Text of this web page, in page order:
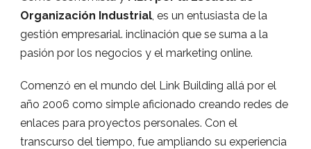
Organización Industrial , es un entusiasta de la
gestión empresarial. inclinación que se suma a la
pasión por los negocios y el marketing online.
Comenzó en el mundo del Link Building allá por el
año 2006 como simple aficionado creando redes de
enlaces para proyectos personales. Con el
transcurso del tiempo, fue ampliando su experiencia